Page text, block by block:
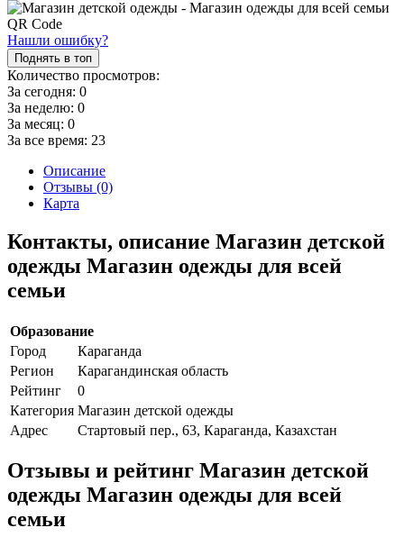
Нашли ошибку?
Поднять в топ
Количество просмотров:
За сегодня: 0
За неделю: 0
За месяц: 0
За все время: 23
Описание
Отзывы (0)
Карта
Контакты, описание Магазин детской
одежды Магазин одежды для всей
семьи
Образование
Город
Караганда
Регион
Карагандинская область
Рейтинг
0
Категория Магазин детской одежды
Адрес
Стартовый пер., 63, Караганда, Казахстан
Отзывы и рейтинг Магазин детской
одежды Магазин одежды для всей
семьи